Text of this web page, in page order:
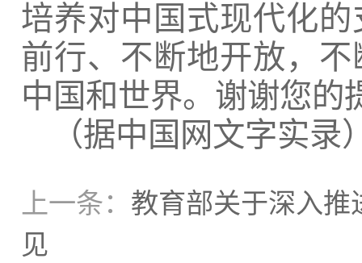
培养对中国式现代化
前行、不断地开放，
中国和世界。谢谢您的
（据中国网文字实录
上一条： 教育部关于深入
见